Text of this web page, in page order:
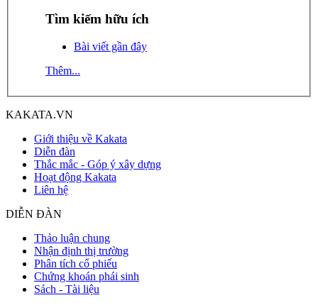
Tìm kiếm hữu ích
Bài viết gần đây
Thêm...
KAKATA.VN
Giới thiệu về Kakata
Diễn đàn
Thắc mắc - Góp ý xây dựng
Hoạt động Kakata
Liên hệ
DIỄN ĐÀN
Thảo luận chung
Nhận định thị trường
Phân tích cổ phiếu
Chứng khoán phái sinh
Sách - Tài liệu